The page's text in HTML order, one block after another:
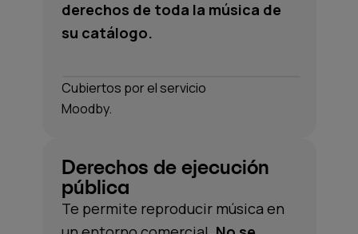
derechos de toda la música de
su catálogo.
Cubiertos por el servicio
Moodby.
Derechos de ejecución
pública
Te permite reproducir música en